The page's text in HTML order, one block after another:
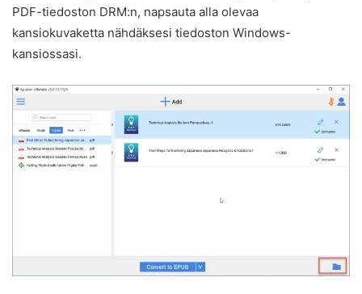
PDF-tiedoston DRM:n, napsauta alla olevaa
kansiokuvaketta nähdäksesi tiedoston Windows-
kansiossasi.